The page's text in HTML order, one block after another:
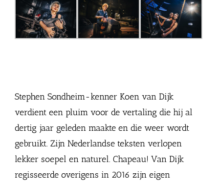
Stephen Sondheim-kenner Koen van Dijk
verdient een pluim voor de vertaling die hij al
dertig jaar geleden maakte en die weer wordt
gebruikt. Zijn Nederlandse teksten verlopen
lekker soepel en naturel. Chapeau! Van Dijk
regisseerde overigens in 2016 zijn eigen